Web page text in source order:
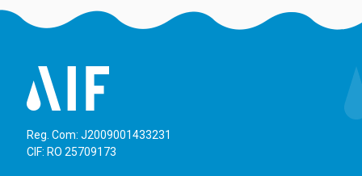
Reg. Com: J2009001433231
CIF: RO 25709173